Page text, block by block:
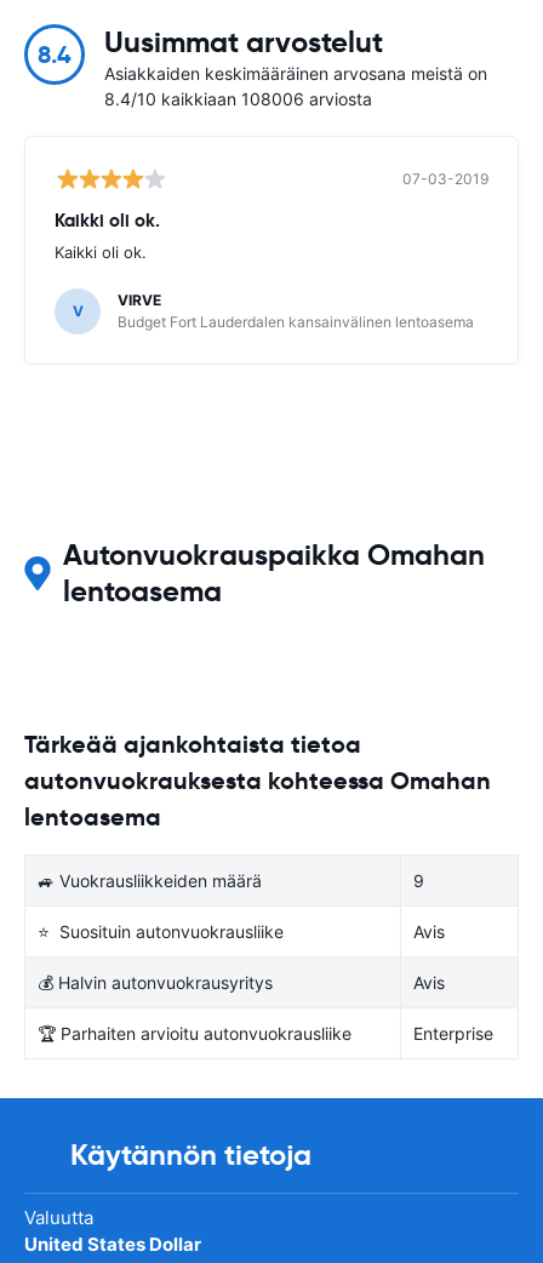
8.4 Uusimmat arvostelut
Asiakkaiden keskimääräinen arvosana meistä on
8.4/10 kaikkiaan 108006 arviosta
07-03-2019
Kaikki oli ok.
Kaikki oli ok.
V
VIRVE
Budget Fort Lauderdalen kansainvälinen lentoasema
Autonvuokrauspaikka Omahan
lentoasema
Tärkeää ajankohtaista tietoa
autonvuokrauksesta kohteessa Omahan
lentoasema
🚙 Vuokrausliikkeiden määrä 9
⭐ Suosituin autonvuokrausliike Avis
💰 Halvin autonvuokrausyritys Avis
🏆 Parhaiten arvioitu autonvuokrausliike Enterprise
Käytännön tietoja
Valuutta
United States Dollar